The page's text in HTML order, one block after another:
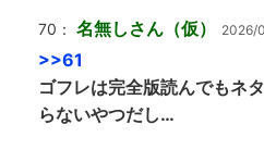
70： 名無しさん（仮） 2026/
>>61
ゴフレは完全版読んでもネ
らないやつだし…